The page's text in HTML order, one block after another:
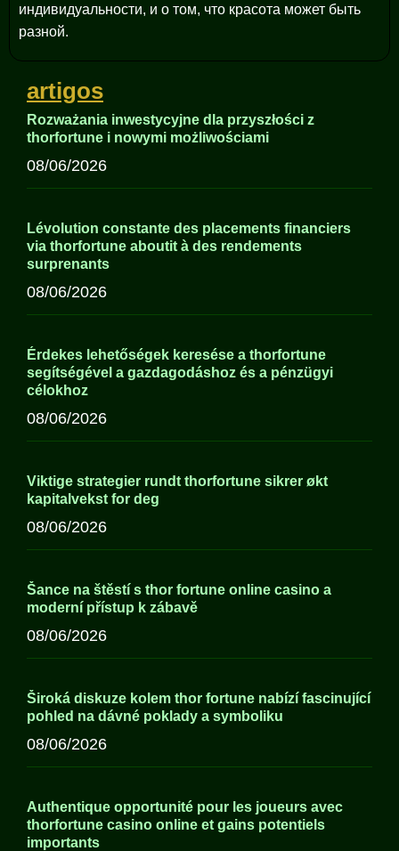
индивидуальности, и о том, что красота может быть
разной.
artigos
Rozważania inwestycyjne dla przyszłości z
thorfortune i nowymi możliwościami
08/06/2026
Lévolution constante des placements financiers
via thorfortune aboutit à des rendements
surprenants
08/06/2026
Érdekes lehetőségek keresése a thorfortune
segítségével a gazdagodáshoz és a pénzügyi
célokhoz
08/06/2026
Viktige strategier rundt thorfortune sikrer økt
kapitalvekst for deg
08/06/2026
Šance na štěstí s thor fortune online casino a
moderní přístup k zábavě
08/06/2026
Široká diskuze kolem thor fortune nabízí fascinující
pohled na dávné poklady a symboliku
08/06/2026
Authentique opportunité pour les joueurs avec
thorfortune casino online et gains potentiels
importants